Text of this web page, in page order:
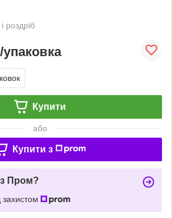
роздріб
Купити
або
Купити з
Пром?